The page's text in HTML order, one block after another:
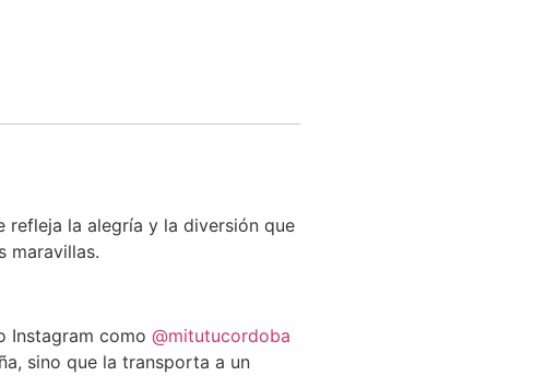
la alegría y la diversión que
maravillas.
Instagram como @mitutucordoba
sino que la transporta a un